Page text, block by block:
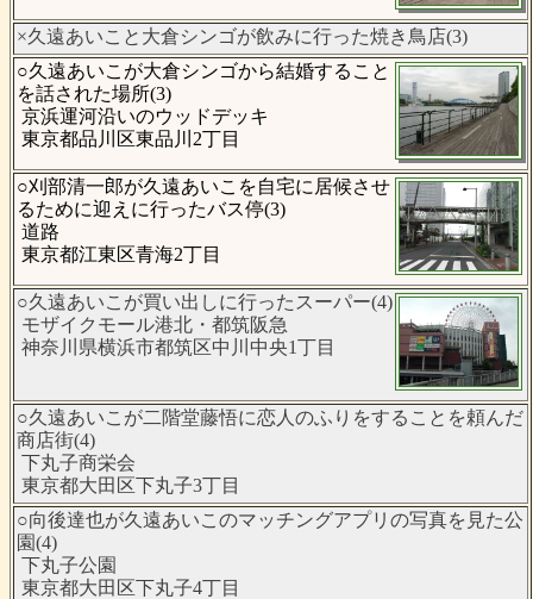
×久遠あいこと大倉シンゴが飲みに行った焼き鳥店(3)
○久遠あいこが大倉シンゴから結婚すること
を話された場所(3)
京浜運河沿いのウッドデッキ
東京都品川区東品川2丁目
○刈部清一郎が久遠あいこを自宅に居候させ
るために迎えに行ったバス停(3)
道路
東京都江東区青海2丁目
○久遠あいこが買い出しに行ったスーパー(4)
モザイクモール港北・都筑阪急
神奈川県横浜市都筑区中川中央1丁目
○久遠あいこが二階堂藤悟に恋人のふりをすることを頼んだ
商店街(4)
下丸子商栄会
東京都大田区下丸子3丁目
○向後達也が久遠あいこのマッチングアプリの写真を見た公
園(4)
下丸子公園
東京都大田区下丸子4丁目